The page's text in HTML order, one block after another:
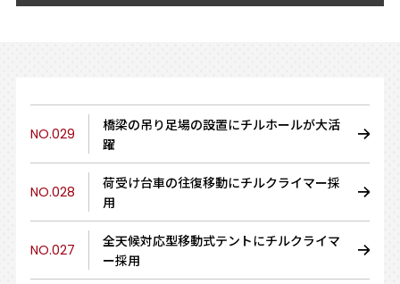
NO.029
橋梁の吊り足場の設置にチルホールが大活
躍
NO.028
荷受け台車の往復移動にチルクライマー採
用
NO.027
全天候対応型移動式テントにチルクライマ
ー採用